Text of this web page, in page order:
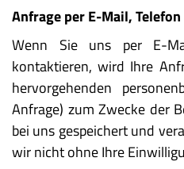
Anfrage per E-Mail,
Wenn Sie uns per E-
kontaktieren, wird Ihre
hervorgehenden
Anfrage) zum Zwecke der
bei uns gespeichert und
wir nicht ohne Ihre